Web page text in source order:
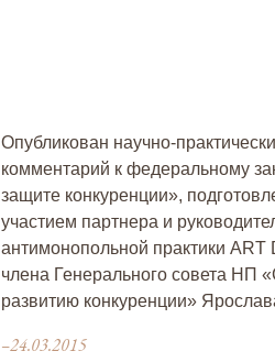
Опубликован научно-
комментарий к федеральному
защите конкуренции»,
участием партнера и
антимонопольной практики ART
члена Генерального совета НП
развитию конкуренции»
–24.03.2015